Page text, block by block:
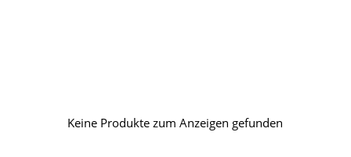
Keine Produkte zum Anzeigen gefunden